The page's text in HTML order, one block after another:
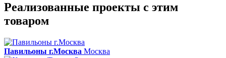
Реализованные проекты с этим
товаром
Павильоны г.Москва Москва